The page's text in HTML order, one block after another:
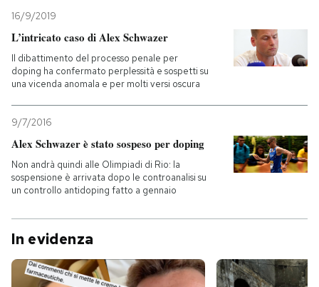
16/9/2019
L’intricato caso di Alex Schwazer
Il dibattimento del processo penale per
doping ha confermato perplessità e sospetti su
una vicenda anomala e per molti versi oscura
9/7/2016
Alex Schwazer è stato sospeso per doping
Non andrà quindi alle Olimpiadi di Rio: la
sospensione è arrivata dopo le controanalisi su
un controllo antidoping fatto a gennaio
In evidenza